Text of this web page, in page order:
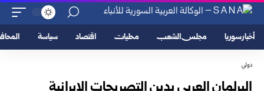
أخبار سوريا مجلس الشعب محليات اقتصاد سياسة
دولي